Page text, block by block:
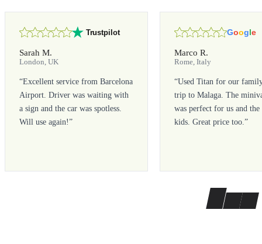
Trustpilot
Sarah M.
London, UK
“Excellent service from Barcelona
Airport. Driver was waiting with
a sign and the car was spotless.
Will use again!”
Google
Marco R.
Rome, Italy
“Used Titan for our
trip to Malaga. The
was perfect for us and the
kids. Great price too.”